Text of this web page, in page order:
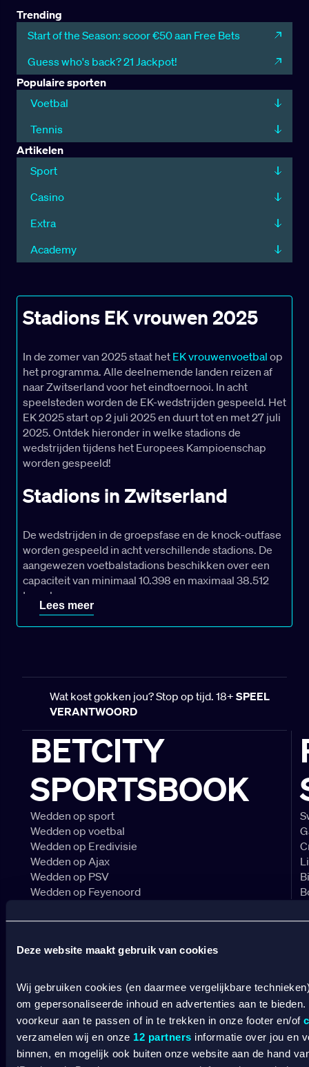
Deze website maakt gebruik van cookies
Wij gebruiken cookies (en daarmee vergelijkbare
om gepersonaliseerde inhoud en advertenties aan te
voorkeur aan te passen of in te trekken in onze footer en/of
verzamelen wij en onze 12 partners informatie over jou en
binnen, en mogelijk ook buiten onze website aan de hand
Trending
Start of the Season: scoor €50 aan Free Bets
Guess who's back? 21 Jackpot!
Populaire sporten
Voetbal
Tennis
Artikelen
Sport
Casino
Extra
Academy
Stadions EK vrouwen 2025
In de zomer van 2025 staat het EK vrouwenvoetbal op
het programma. Alle deelnemende landen reizen af
naar Zwitserland voor het eindtoernooi. In acht
speelsteden worden de EK-wedstrijden gespeeld. Het
EK 2025 start op 2 juli 2025 en duurt tot en met 27 juli
2025. Ontdek hieronder in welke stadions de
wedstrijden tijdens het Europees Kampioenschap
worden gespeeld!
Stadions in Zwitserland
De wedstrijden in de groepsfase en de knock-outfase
worden gespeeld in acht verschillende stadions. De
aangewezen voetbalstadions beschikken over een
capaciteit van minimaal 10.398 en maximaal 38.512
toeschouwers:
Letzigrund (Zürich)
Kybunpark (St. Gallen)
Swissporarena (Lucerne)
Stade Tourbillon (Sion)
Stockhorn Arena (Thun)
Deelnemende landen EK 2025
Het EK vrouwenvoetbal 2025 telt 16 deelnemende
landenteams. Alle landen zijn verdeeld over vier
groepen. Het gastland Zwitserland is automatisch
gekwalificeerd, terwijl de andere landen zich via de
kwalificatie moesten kwalificeren. De EK finale wordt
op 27 juli 2025 gespeeld in het St. Jakob-Park stadion.
Duitsland
Spanje
IJsland
Denemarken
Frankrijk
Lees meer
Wat kost gokken jou? Stop op tijd. 18+ SPEEL
VERANTWOORD
BETCITY
SPORTSBOOK
Wedden op sport
Wedden op voetbal
Wedden op Eredivisie
Wedden op Ajax
Wedden op PSV
Wedden op Feyenoord
CASINO
Live casino
Live roulette
Live blackjack
Gokkasten